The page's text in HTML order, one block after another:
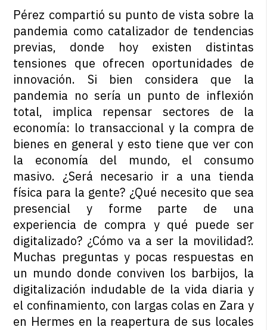
Pérez compartió su punto de vista sobre la
pandemia como catalizador de tendencias
previas, donde hoy existen distintas
tensiones que ofrecen oportunidades de
innovación. Si bien considera que la
pandemia no sería un punto de inflexión
total, implica repensar sectores de la
economía: lo transaccional y la compra de
bienes en general y esto tiene que ver con
la economía del mundo, el consumo
masivo. ¿Será necesario ir a una tienda
física para la gente? ¿Qué necesito que sea
presencial y forme parte de una
experiencia de compra y qué puede ser
digitalizado? ¿Cómo va a ser la movilidad?.
Muchas preguntas y pocas respuestas en
un mundo donde conviven los barbijos, la
digitalización indudable de la vida diaria y
el confinamiento, con largas colas en Zara y
en Hermes en la reapertura de sus locales